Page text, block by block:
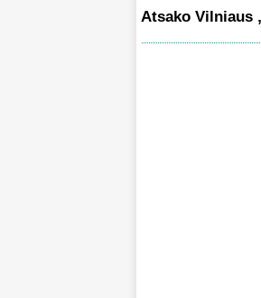
Atsako Vilniaus